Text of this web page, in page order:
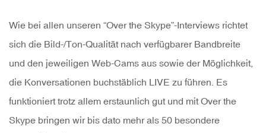
Wie bei allen unseren “Over the Skype”-Interviews richtet
sich die Bild-/Ton-Qualität nach verfügbarer Bandbreite
und den jeweiligen Web-Cams aus sowie der Möglichkeit,
die Konversationen buchstäblich LIVE zu führen. Es
funktioniert trotz allem erstaunlich gut und mit Over the
Skype bringen wir bis dato mehr als 50 besondere